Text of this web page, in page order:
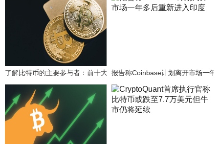
了解比特币的主要参与者：前十大持有者掌控了近15%的流通供应量。
报告称Coinbase计划离开市场一年